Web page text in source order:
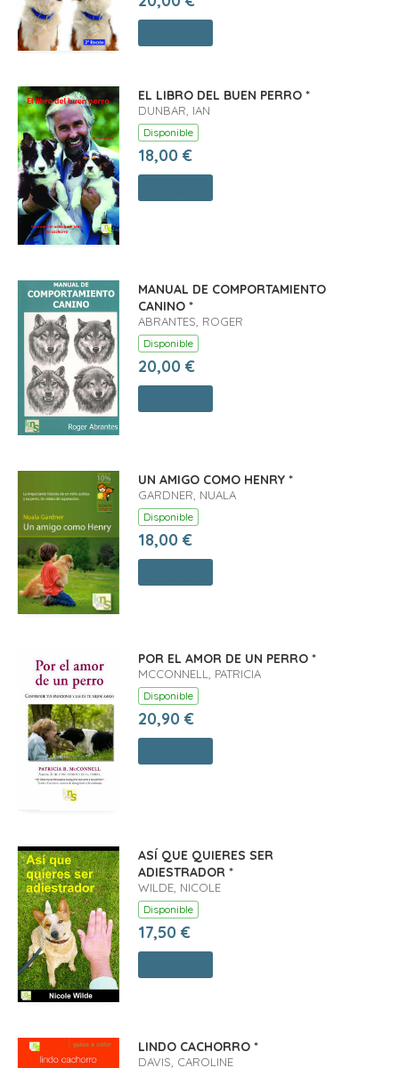
EL LIBRO DEL BUEN PERRO *
DUNBAR, IAN
Disponible
18,00 €
MANUAL DE COMPORTAMIENTO
CANINO *
ABRANTES, ROGER
Disponible
20,00 €
UN AMIGO COMO HENRY *
GARDNER, NUALA
Disponible
18,00 €
POR EL AMOR DE UN PERRO *
MCCONNELL, PATRICIA
Disponible
20,90 €
ASÍ QUE QUIERES SER
ADIESTRADOR *
WILDE, NICOLE
Disponible
17,50 €
LINDO CACHORRO *
DAVIS, CAROLINE